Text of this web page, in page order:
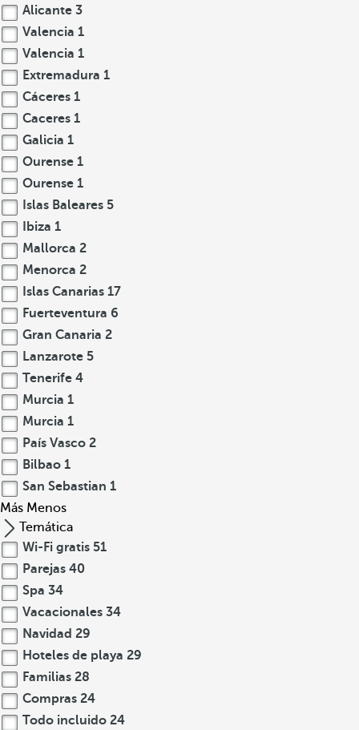
Alicante 3
Valencia 1
Valencia 1
Extremadura 1
Cáceres 1
Caceres 1
Galicia 1
Ourense 1
Ourense 1
Islas Baleares 5
Ibiza 1
Mallorca 2
Menorca 2
Islas Canarias 17
Fuerteventura 6
Gran Canaria 2
Lanzarote 5
Tenerife 4
Murcia 1
Murcia 1
País Vasco 2
Bilbao 1
San Sebastian 1
Más Menos
Temática
Wi-Fi gratis 51
Parejas 40
Spa 34
Vacacionales 34
Navidad 29
Hoteles de playa 29
Familias 28
Compras 24
Todo incluido 24